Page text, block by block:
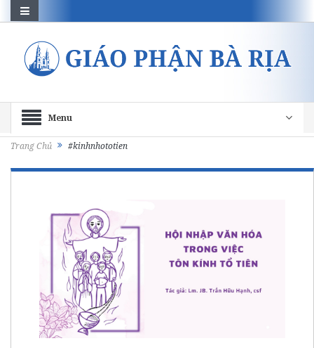
Menu
Trang Chủ #kinhnhototien